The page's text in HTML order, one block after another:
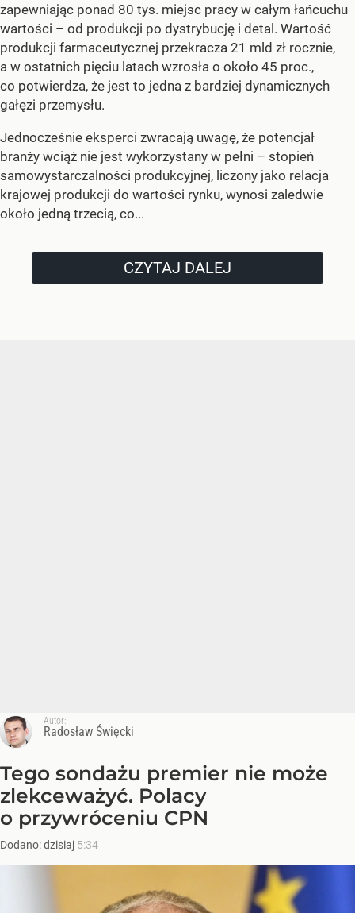
zapewniając ponad 80 tys. miejsc pracy w całym łańcuchu
wartości – od produkcji po dystrybucję i detal. Wartość
produkcji farmaceutycznej przekracza 21 mld zł rocznie,
a w ostatnich pięciu latach wzrosła o około 45 proc.,
co potwierdza, że jest to jedna z bardziej dynamicznych
gałęzi przemysłu.
Jednocześnie eksperci zwracają uwagę, że potencjał
branży wciąż nie jest wykorzystany w pełni – stopień
samowystarczalności produkcyjnej, liczony jako relacja
krajowej produkcji do wartości rynku, wynosi zaledwie
około jedną trzecią, co...
CZYTAJ DALEJ
Autor:
Radosław Święcki
Tego sondażu premier nie może
zlekceważyć. Polacy
o przywróceniu CPN
Dodano:dzisiaj 5:34